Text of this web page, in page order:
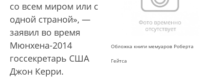
Обложка книги мемуаров Роберта
Гейтса
со всем миром или с
одной страной», —
заявил во время
Мюнхена-2014
госсекретарь США
Джон Керри.